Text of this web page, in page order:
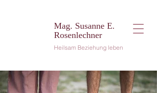
Mag. Susanne E.
Rosenlechner
Heilsam Beziehung leben